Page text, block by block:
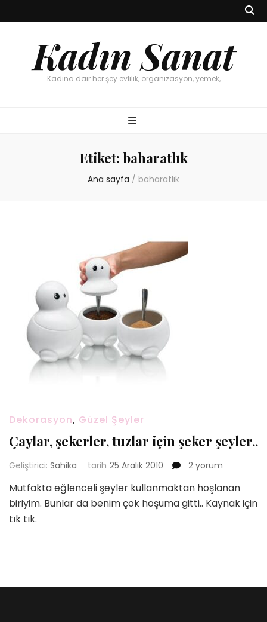
Kadın Sanat
Kadına dair her şey evlilik, organizasyon, yemek,
Etiket: baharatlık
Ana sayfa / baharatlık
Dekorasyon, Güzel Şeyler
Çaylar, şekerler, tuzlar için şeker şeyler..
Geliştirici: Sahika tarih 25 Aralık 2010
Çaylar,
tuzlar
için
2 yorum
Mutfakta eğlenceli şeyler kullanmaktan hoşlanan
biriyim. Bunlar da benim çok hoşuma gitti.. Kaynak için
tık tık.